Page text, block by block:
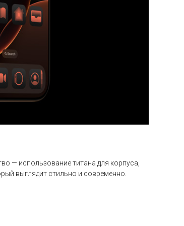
— использование титана для корпуса,
выглядит стильно и современно.